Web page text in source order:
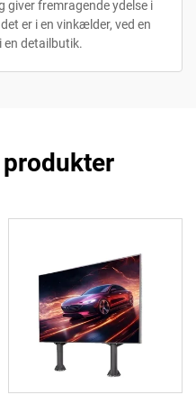
giver fremragende ydelse i
er i en vinkælder, ved en
en detailbutik.